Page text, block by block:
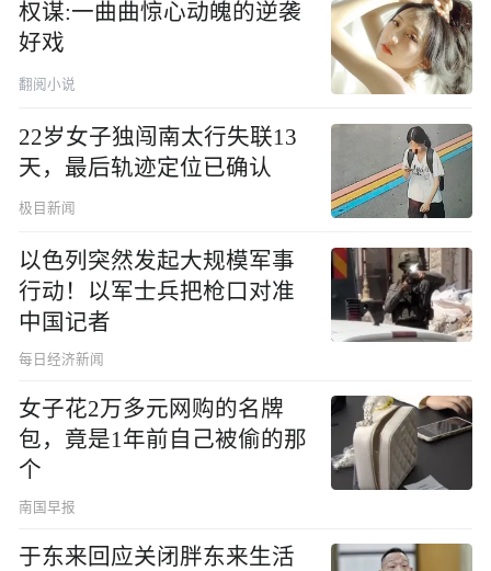
权谋:一曲曲惊心动魄的逆袭
好戏
翻阅小说
22岁女子独闯南太行失联13
天，最后轨迹定位已确认
极目新闻
以色列突然发起大规模军事
行动！以军士兵把枪口对准
中国记者
每日经济新闻
女子花2万多元网购的名牌
包，竟是1年前自己被偷的那
个
南国早报
于东来回应关闭胖东来生活